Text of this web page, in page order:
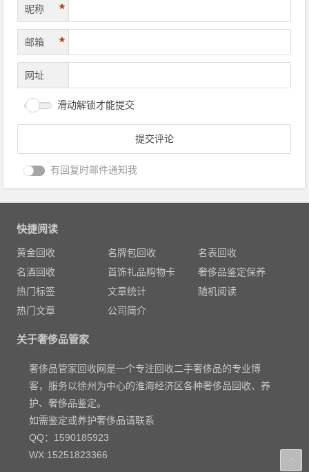
昵称 *
邮箱 *
网址
滑动解锁才能提交
有回复时邮件通知我
快捷阅读
黄金回收 名牌包回收
名表回收
名酒回收
首饰礼品购物卡
奢侈品鉴定保养
热门标签
文章统计
随机阅读
热门文章
公司简介
关于奢侈品管家
奢侈品管家回收网是一个专注回收二手奢侈品的专业博
客，服务以徐州为中心的淮海经济区各种奢侈品回收、养
护、奢侈品鉴定。
如需鉴定或养护奢侈品请联系
QQ：1590185923
WX:15251823366